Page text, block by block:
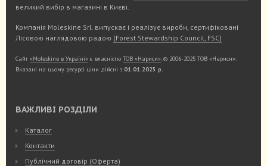
великий вибір в магазині в Києві.
Компанія Moleskine Srl. випускає і реалізує вироби, сертифіковані
Лісовою наглядовою радою (Forest Stewardship Council, FSC)
Сайт «Moleskine в Україні» є власністю ТОВ «Нариси». © 2006-2025 ТОВ «Нариси».
Вказані на цьому ресурсі ціни дійсні з 01.01.2025 р.
ВАЖЛИВІ РОЗДІЛИ
Каталог
Контакти
Публічний договір (Оферта)